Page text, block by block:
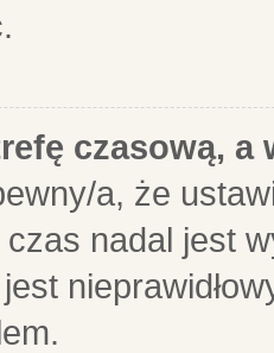
czasową,
a, że
czas nadal jest